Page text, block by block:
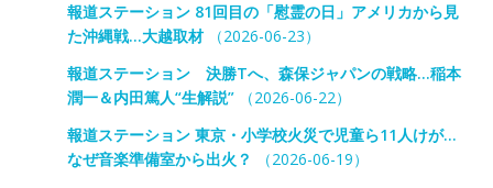
報道ステーション 81回目の「慰霊の日」アメリカから見
た沖縄戦…大越取材（2026-06-23）
報道ステーション 決勝Tへ、森保ジャパンの戦略…稲本
潤一＆内田篤人“生解説”（2026-06-22）
報道ステーション 東京・小学校火災で児童ら11人けが…
なぜ音楽準備室から出火？
（2026-06-19）